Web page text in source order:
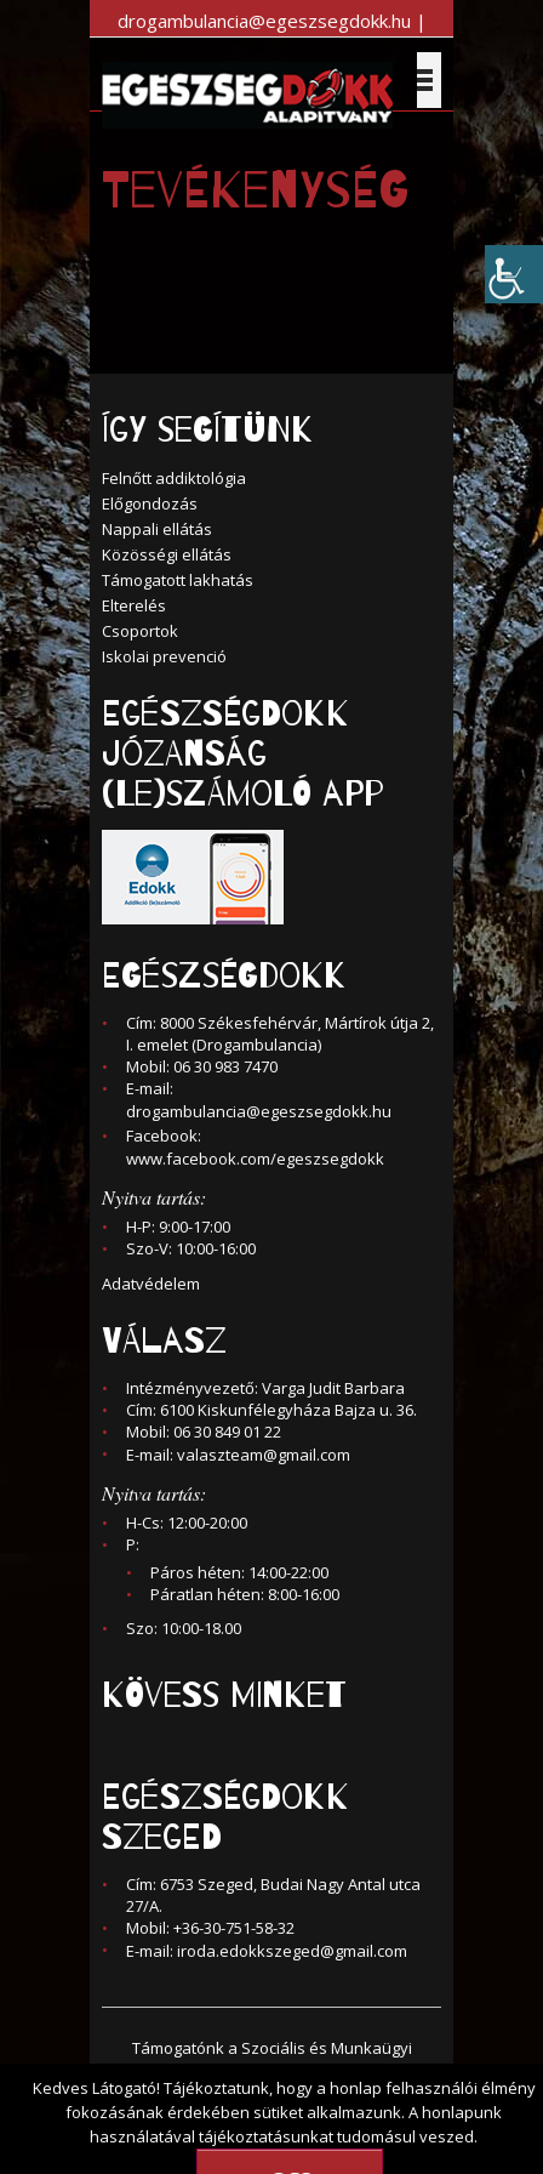
drogambulancia@egeszsegdokk.hu |
+36 30 983 7470
Tevékenység
Így segítünk
Felnőtt addiktológia
Előgondozás
Nappali ellátás
Közösségi ellátás
Támogatott lakhatás
Elterelés
Csoportok
Iskolai prevenció
Egészségdokk
Józanság
(Le)számoló APP
EGÉSZSÉGDOKK
Cím: 8000 Székesfehérvár, Mártírok útja 2,
I. emelet (Drogambulancia)
Mobil: 06 30 983 7470
E-mail:
drogambulancia@egeszsegdokk.hu
Facebook:
www.facebook.com/egeszsegdokk
Nyitva tartás:
H-P: 9:00-17:00
Szo-V: 10:00-16:00
Adatvédelem
VÁLASZ
Intézményvezető: Varga Judit Barbara
Cím: 6100 Kiskunfélegyháza Bajza u. 36.
Mobil: 06 30 849 01 22
E-mail: valaszteam@gmail.com
Nyitva tartás:
H-Cs: 12:00-20:00
P:
Páros héten: 14:00-22:00
Páratlan héten: 8:00-16:00
Szo: 10:00-18.00
KÖVESS MINKET
Egészségdokk
Szeged
Cím: 6753 Szeged, Budai Nagy Antal utca
27/A.
Mobil: +36-30-751-58-32
E-mail: iroda.edokkszeged@gmail.com
Támogatónk a Szociális és Munkaügyi
Minisztérium és a Nemzeti Erőforrás
Minisztérium, az ESZA Kft. közreműködésével
© 2017 - Minden jog fenntartva -
Kedves Látogató! Tájékoztatunk, hogy a honlap felhasználói élmény
fokozásának érdekében sütiket alkalmazunk. A honlapunk
használatával tájékoztatásunkat tudomásul veszed.